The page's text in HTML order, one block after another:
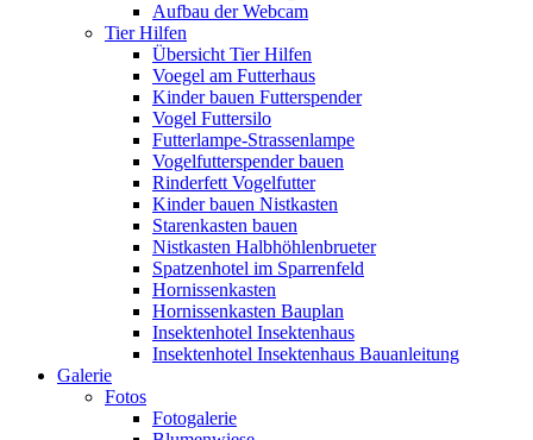
Aufbau der Webcam
Tier Hilfen
Übersicht Tier Hilfen
Voegel am Futterhaus
Kinder bauen Futterspender
Vogel Futtersilo
Futterlampe-Strassenlampe
Vogelfutterspender bauen
Rinderfett Vogelfutter
Kinder bauen Nistkasten
Starenkasten bauen
Nistkasten Halbhöhlenbrueter
Spatzenhotel im Sparrenfeld
Hornissenkasten
Hornissenkasten Bauplan
Insektenhotel Insektenhaus
Insektenhotel Insektenhaus Bauanleitung
Galerie
Fotos
Fotogalerie